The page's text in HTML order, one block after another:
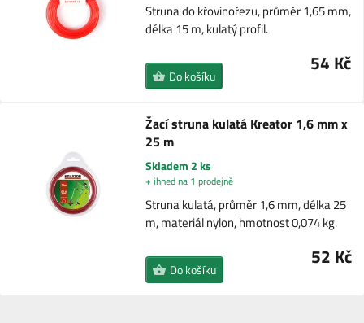
Struna do křovinořezu, průměr 1,65 mm,
délka 15 m, kulatý profil.
54 Kč
Do košíku
Žací struna kulatá Kreator 1,6 mm x
25 m
Skladem 2 ks
+ ihned na 1 prodejně
Struna kulatá, průměr 1,6 mm, délka 25
m, materiál nylon, hmotnost 0,074 kg.
52 Kč
Do košíku